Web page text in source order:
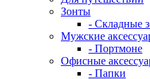
Зонты
- Складные
Мужские
- Портмоне
Офисные
- Папки